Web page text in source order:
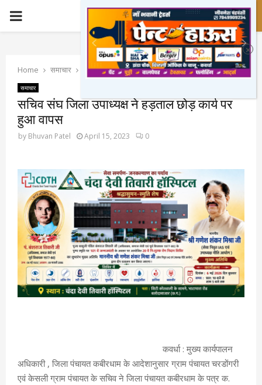
PRIMARY
Home समाचार सचिव संघ जिला उपाध्यक्ष ने हड़ताल छोड़ कार्य पर हुआ वापस
समाचार
सचिव संघ जिला उपाध्यक्ष ने हड़ताल छोड़ कार्य पर
हुआ वापस
by Bhuvan Patel April 15, 2023 0
कवर्धा : मुख्य कार्यपालन
अधिकारी , जिला पंचायत कबीरधाम के आदेशानुसार ग्राम पंचायत चरडोंगरी
एवं केसली ग्राम पंचायत के सचिव ने जिला पंचायत कबीरधाम के पत्र क.